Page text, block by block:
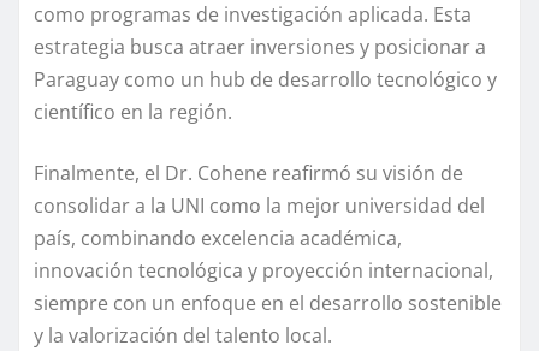
como programas de investigación aplicada. Esta
estrategia busca atraer inversiones y posicionar a
Paraguay como un hub de desarrollo tecnológico y
científico en la región.
Finalmente, el Dr. Cohene reafirmó su visión de
consolidar a la UNI como la mejor universidad del
país, combinando excelencia académica,
innovación tecnológica y proyección internacional,
siempre con un enfoque en el desarrollo sostenible
y la valorización del talento local.